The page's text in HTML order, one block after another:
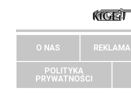
O NAS REKLAMA
POLITYKA
PRYWATNOŚCI